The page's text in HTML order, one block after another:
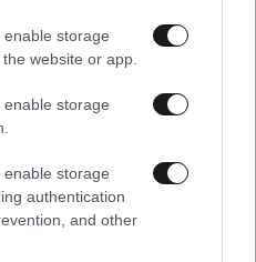
storage
website or app.
storage
storage
authentication
and other